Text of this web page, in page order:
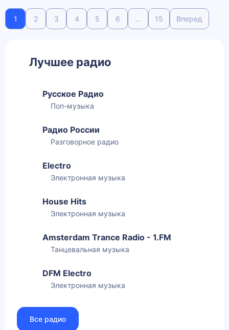
1 2 3 4 5 6 … 15 Вперед
Лучшее радио
Русское Радио
Поп-музыка
Радио России
Разговорное радио
Electro
Электронная музыка
House Hits
Электронная музыка
Amsterdam Trance Radio - 1.FM
Танцевальная музыка
DFM Electro
Электронная музыка
Все радио